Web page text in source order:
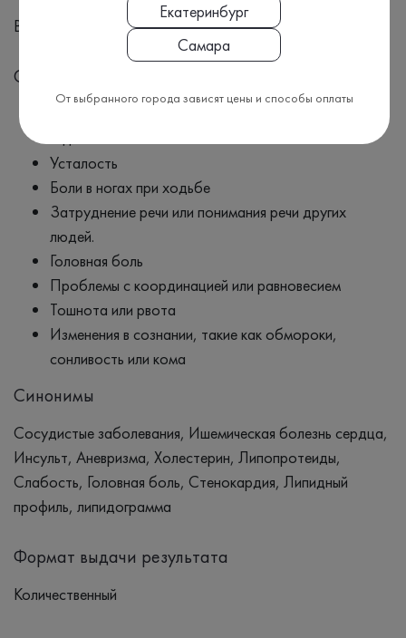
Васкулит головного мозга
Симптомы
Усталость
Боли в ногах при ходьбе
Затруднение речи или понимания речи других
людей.
Головная боль
Проблемы с координацией или равновесием
Тошнота или рвота
Изменения в сознании, такие как обмороки,
сонливость или кома
Синонимы
Сосудистые заболевания, Ишемическая болезнь сердца,
Инсульт, Аневризма, Холестерин, Липопротеиды,
Слабость, Головная боль, Стенокардия, Липидный
профиль, липидограмма
Формат выдачи результата
Количественный
Екатеринбург
Самара
От выбранного города зависят цены и способы оплаты